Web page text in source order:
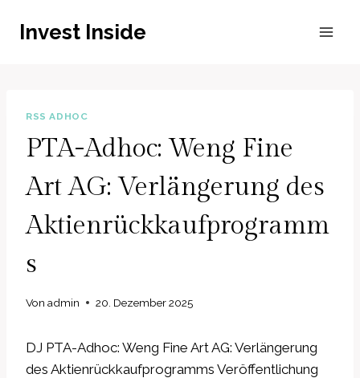
InhaltInvest Inside
RSS ADHOC
PTA-Adhoc: Weng Fine
Art AG: Verlängerung des
Aktienrückkaufprogramm
s
Von admin 20. Dezember 2025
DJ PTA-Adhoc: Weng Fine Art AG: Verlängerung
des Aktienrückkaufprogramms Veröffentlichung